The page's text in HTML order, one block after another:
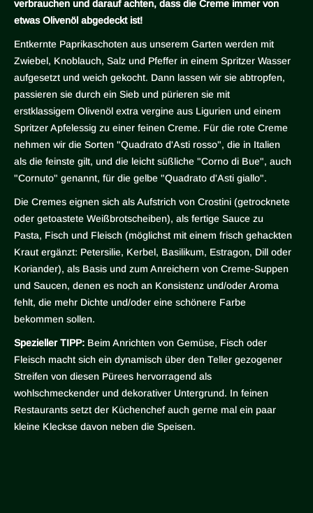
verbrauchen und darauf achten, dass die Creme immer von
etwas Olivenöl abgedeckt ist!
Entkernte Paprikaschoten aus unserem Garten werden mit
Zwiebel, Knoblauch, Salz und Pfeffer in einem Spritzer Wasser
aufgesetzt und weich gekocht. Dann lassen wir sie abtropfen,
passieren sie durch ein Sieb und pürieren sie mit
erstklassigem Olivenöl extra vergine aus Ligurien und einem
Spritzer Apfelessig zu einer feinen Creme. Für die rote Creme
nehmen wir die Sorten "Quadrato d'Asti rosso", die in Italien
als die feinste gilt, und die leicht süßliche "Corno di Bue", auch
"Cornuto" genannt, für die gelbe "Quadrato d'Asti giallo".
Die Cremes eignen sich als Aufstrich von Crostini (getrocknete
oder getoastete Weißbrotscheiben), als fertige Sauce zu
Pasta, Fisch und Fleisch (möglichst mit einem frisch gehackten
Kraut ergänzt: Petersilie, Kerbel, Basilikum, Estragon, Dill oder
Koriander), als Basis und zum Anreichern von Creme-Suppen
und Saucen, denen es noch an Konsistenz und/oder Aroma
fehlt, die mehr Dichte und/oder eine schönere Farbe
bekommen sollen.
Spezieller TIPP: Beim Anrichten von Gemüse, Fisch oder
Fleisch macht sich ein dynamisch über den Teller gezogener
Streifen von diesen Pürees hervorragend als
wohlschmeckender und dekorativer Untergrund. In feinen
Restaurants setzt der Küchenchef auch gerne mal ein paar
kleine Kleckse davon neben die Speisen.